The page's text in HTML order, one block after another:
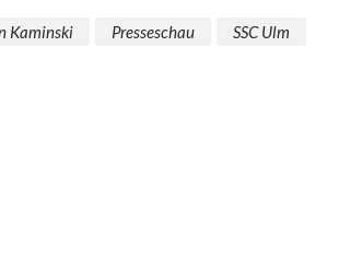
Kaminski Presseschau SSC Ulm